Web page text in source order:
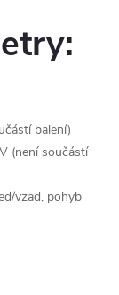
balení)
(není součástí
vzad, pohyb